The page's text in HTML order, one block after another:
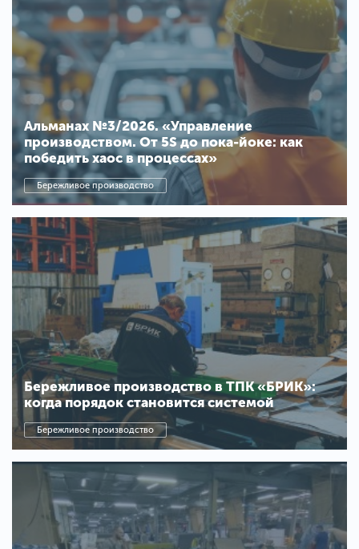
Альманах №3/2026. «Управление
производством. От 5S до пока-йоке: как
победить хаос в процессах»
Бережливое производство
Бережливое производство в ТПК «БРИК»:
когда порядок становится системой
Бережливое производство